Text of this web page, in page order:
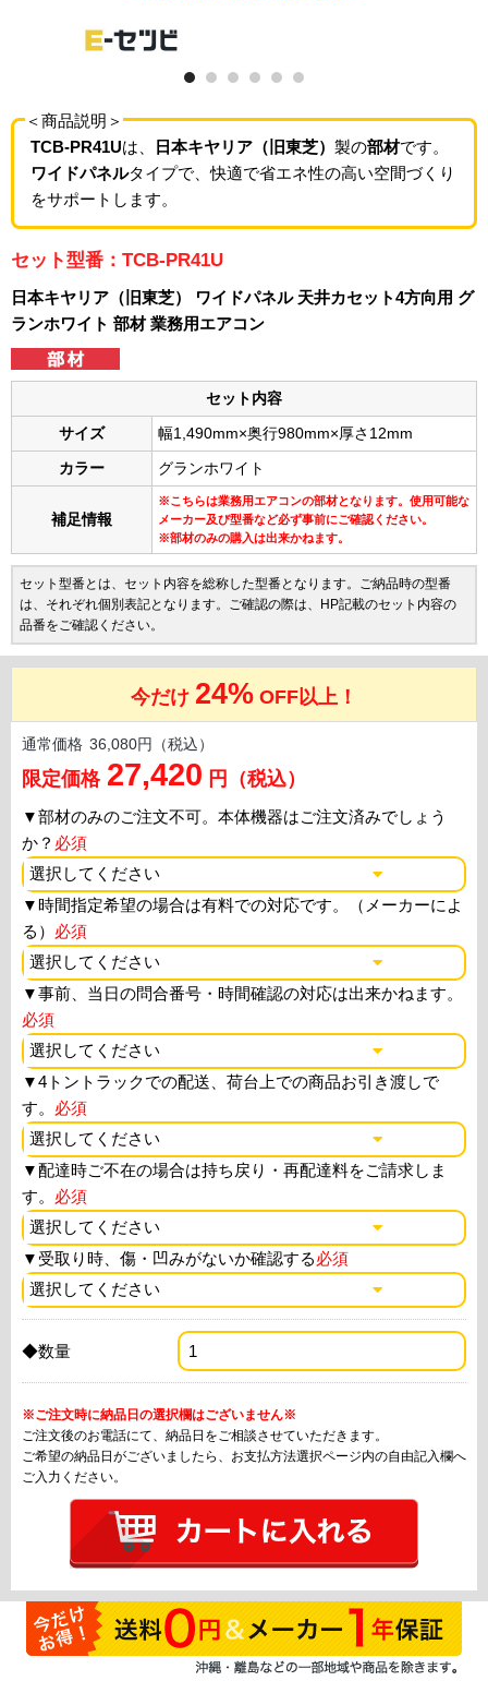
＜商品説明＞
TCB-PR41Uは、 日本キヤリア（旧東芝） 製の部材です。
ワイドパネルタイプで、快適で省エネ性の高い空間づくり
をサポートします。
セット型番：TCB-PR41U
日本キヤリア（旧東芝） ワイドパネル 天井カセット4方向用 グ
ランホワイト 部材 業務用エアコン
セット内容
サイズ 幅1,490mm×奥行980mm×厚さ12mm
カラー グランホワイト
補足情報
※こちらは業務用エアコンの部材となります。使用可能な
メーカー及び型番など必ず事前にご確認ください。
※部材のみの購入は出来かねます。
セット型番とは、セット内容を総称した型番となります。ご納品時の型番
は、それぞれ個別表記となります。ご確認の際は、HP記載のセット内容の
品番をご確認ください。
今だけ 24% OFF以上！
通常価格 36,080円（税込）
限定価格 27,420 円（税込）
▼部材のみのご注文不可。本体機器はご注文済みでしょう
か？ 必須
▼時間指定希望の場合は有料での対応です。（メーカーによ
る） 必須
▼事前、当日の問合番号・時間確認の対応は出来かねます。
必須
▼4トントラックでの配送、荷台上での商品お引き渡しで
す。 必須
▼配達時ご不在の場合は持ち戻り・再配達料をご請求しま
す。 必須
▼ 受取り時、傷・凹みがないか確認する必須
◆数量
※ご注文時に納品日の選択欄はございません※
ご注文後のお電話にて、納品日をご相談させていただきます。
ご希望の納品日がございましたら、お支払方法選択ページ内の自由記入欄へ
ご入力ください。